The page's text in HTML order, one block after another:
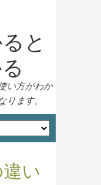
と
い方がわか
ります。
違い